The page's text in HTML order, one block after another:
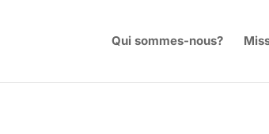
Qui sommes-nous?